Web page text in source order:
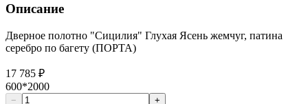
Описание
Дверное полотно "Сицилия" Глухая Ясень жемчуг, патина
серебро по багету (ПОРТА)
17 785 ₽
600*2000
−
+